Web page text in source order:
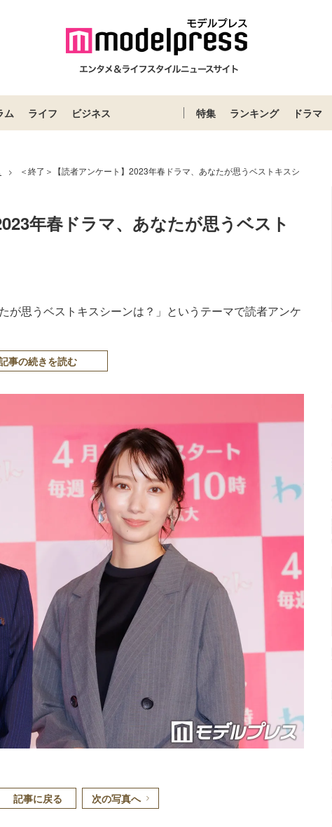
ム ライフ ビジネス 特集 ランキング ドラマ
> ＜終了＞【読者アンケート】2023年春ドラマ、あなたが思うベストキスシ
年春ドラマ、あなたが思うベスト
が思うベストキスシーンは？」というテーマで読者アンケ
事の続きを読む
記事に戻る 次の写真へ